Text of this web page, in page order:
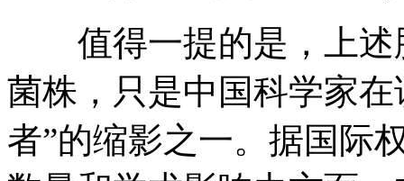
值得一提的是，上述
菌株，只是中国科学家
者”的缩影之一。据国际